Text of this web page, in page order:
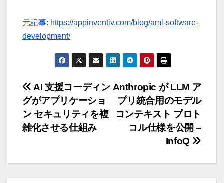
元記事: https://appinventiv.com/blog/aml-software-
development/
投
稿
ナ
Anthropic が LLM ア
プリ統合用のモデル
コンテキスト プロト
コル仕様を公開 –
InfoQ
AI 支援コーディン
グがアプリケーショ
ン セキュリティを複
雑化させる仕組み